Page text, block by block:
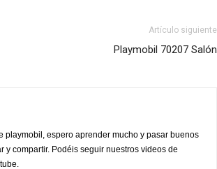
Artículo siguiente
Playmobil 70207 Salón
playmobil, espero aprender mucho y pasar buenos
y compartir. Podéis seguir nuestros videos de